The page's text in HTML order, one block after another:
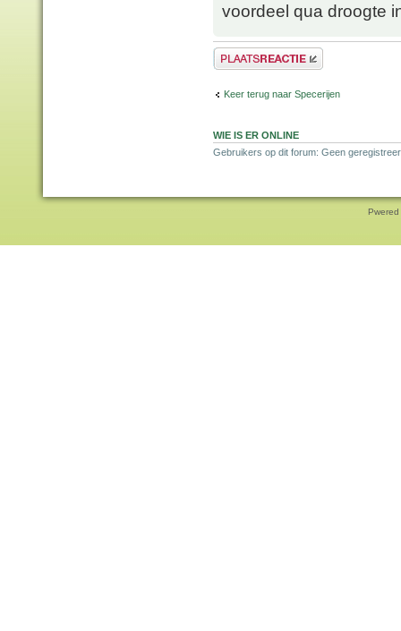
voordeel qua droogte
Plaats een reactie
Keer terug naar Specerijen
WIE IS ER ONLINE
Gebruikers op dit forum: Geen